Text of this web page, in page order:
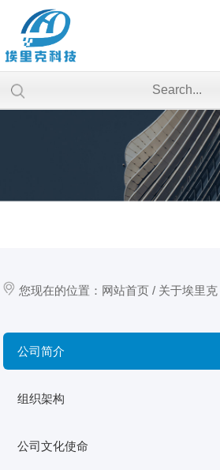
您现在的位置： 网站首页 / 关于埃里克
公司简介
组织架构
公司文化使命